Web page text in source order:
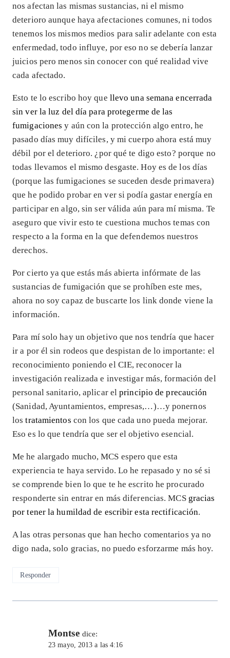
nos afectan las mismas sustancias, ni el mismo
deterioro aunque haya afectaciones comunes, ni todos
tenemos los mismos medios para salir adelante con esta
enfermedad, todo influye, por eso no se debería lanzar
juicios pero menos sin conocer con qué realidad vive
cada afectado.
Esto te lo escribo hoy que llevo una semana encerrada
sin ver la luz del día para protegerme de las
fumigaciones y aún con la protección algo entro, he
pasado días muy difíciles, y mi cuerpo ahora está muy
débil por el deterioro. ¿por qué te digo esto? porque no
todas llevamos el mismo desgaste. Hoy es de los días
(porque las fumigaciones se suceden desde primavera)
que he podido probar en ver si podía gastar energía en
participar en algo, sin ser válida aún para mí misma. Te
aseguro que vivir esto te cuestiona muchos temas con
respecto a la forma en la que defendemos nuestros
derechos.
Por cierto ya que estás más abierta infórmate de las
sustancias de fumigación que se prohíben este mes,
ahora no soy capaz de buscarte los link donde viene la
información.
Para mí solo hay un objetivo que nos tendría que hacer
ir a por él sin rodeos que despistan de lo importante: el
reconocimiento poniendo el CIE, reconocer la
investigación realizada e investigar más, formación del
personal sanitario, aplicar elprincipio de precaución
(Sanidad, Ayuntamientos, empresas,…)…y ponernos
lostratamientos con los que cada uno pueda mejorar.
Eso es lo que tendría que ser el objetivo esencial.
Me he alargado mucho, MCS espero que esta
experiencia te haya servido. Lo he repasado y no sé si
se comprende bien lo que te he escrito he procurado
responderte sin entrar en más diferencias. MCS gracias
por tener la humildad de escribir esta rectificación.
A las otras personas que han hecho comentarios ya no
digo nada, solo gracias, no puedo esforzarme más hoy.
Responder
Montse dice:
23 mayo, 2013 a las 4:16